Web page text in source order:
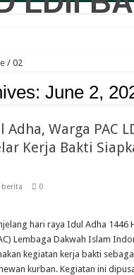
Buka CAI LDII Bantul,
LDII Banguntapan Bekali
Festival Generus Sholeh,
dan Sejumlah Tokoh
Ratusan Generus Putra LDII
21 Siswa, Pendidikan
Bekali Perempuan Muslim
/ 02
June 2,
Adha, Warga PAC
Kerja Bakti
berita 0
hari raya Idul Adha 1446
Lembaga Dakwah Islam
kegiatan kerja bakti
kurban. Kegiatan ini